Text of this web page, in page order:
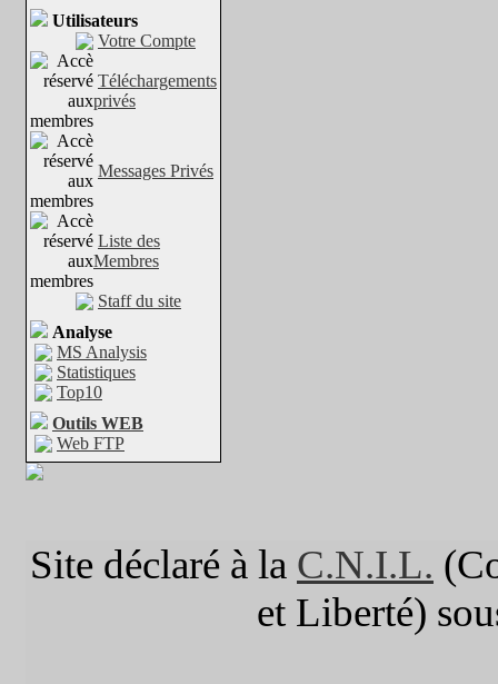
Utilisateurs
Votre Compte
Téléchargements
privés
Messages Privés
Liste des
Membres
Staff du site
Analyse
MS Analysis
Statistiques
Top10
Outils WEB
Web FTP
Site déclaré à la C.N.I.L.
et Liberté)